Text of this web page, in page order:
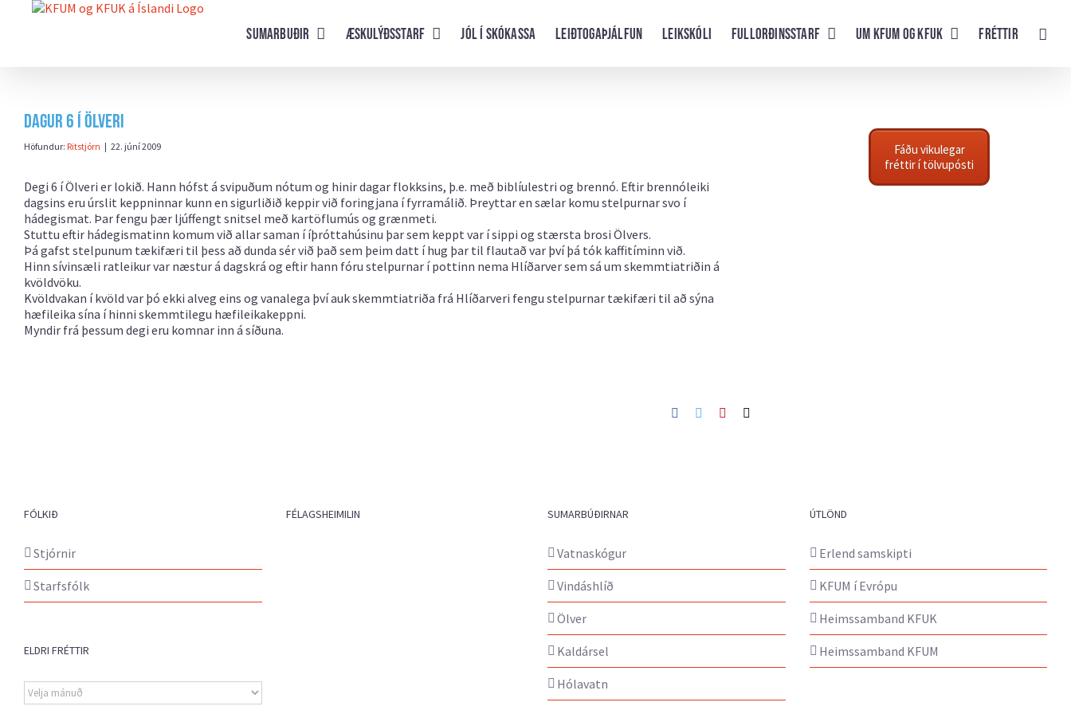
Sumarbuðir Æskulýðsstarf Jól í skókassa Leiðtogaþjálfun Leikskóli Fullorðinsstarf UM KFUM og KFUK Fréttir
Dagur 6 í Ölveri
Höfundur: Ritstjórn | 22. júní 2009
Degi 6 í Ölveri er lokið. Hann hófst á svipuðum nótum og hinir dagar flokksins, þ.e. með biblíulestri og brennó. Eftir brennóleiki
dagsins eru úrslit keppninnar kunn en sigurliðið keppir við foringjana í fyrramálið. Þreyttar en sælar komu stelpurnar svo í
hádegismat. Þar fengu þær ljúffengt snitsel með kartöflumús og grænmeti.
Stuttu eftir hádegismatinn komum við allar saman í íþróttahúsinu þar sem keppt var í sippi og stærsta brosi Ölvers.
Þá gafst stelpunum tækifæri til þess að dunda sér við það sem þeim datt í hug þar til flautað var því þá tók kaffitíminn við.
Hinn sívinsæli ratleikur var næstur á dagskrá og eftir hann fóru stelpurnar í pottinn nema Hlíðarver sem sá um skemmtiatriðin á
kvöldvöku.
Kvöldvakan í kvöld var þó ekki alveg eins og vanalega því auk skemmtiatriða frá Hlíðarveri fengu stelpurnar tækifæri til að sýna
hæfileika sína í hinni skemmtilegu hæfileikakeppni.
Myndir frá þessum degi eru komnar inn á síðuna.
Facebook
TwitterPinterest
Fáðu vikulegar
fréttir í tölvupósti
FÓLKIÐ
Stjórnir
Starfsfólk
ELDRI FRÉTTIR
Eldri
fréttir
FÉLAGSHEIMILIN SUMARBÚÐIRNAR
Vatnaskógur
Vindáshlíð
Ölver
Kaldársel
Hólavatn
ÚTLÖND
Erlend samskipti
KFUM í Evrópu
Heimssamband KFUK
Heimssamband KFUM